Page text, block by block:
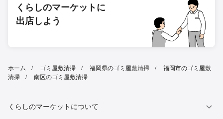
くらしのマーケットに
出店しよう
ホーム ゴミ屋敷清掃 福岡県のゴミ屋敷清掃
福岡市のゴミ屋敷
清掃
南区のゴミ屋敷清掃
くらしのマーケットについて